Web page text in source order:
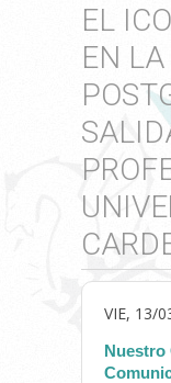
EL
EN
VIE, 13/
Nuestro